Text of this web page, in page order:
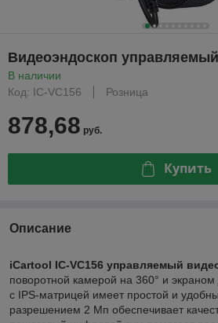
Видеоэндоскоп
В наличии
Код: IC-VC156
Розница
878,68 руб.
Купить
Описание
iCartool IC-VC156 управляемый
поворотной камерой на 360° и
с IPS-матрицей имеет простой и
разрешением 2 Мп обеспечивает